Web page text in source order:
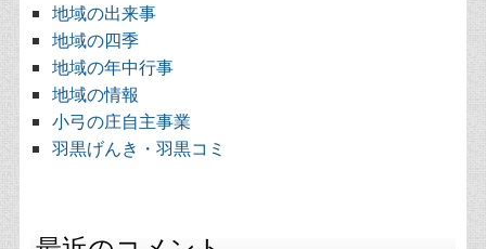
地域の出来事
地域の四季
地域の年中行事
地域の情報
小弓の庄自主事業
羽黒げんき・羽黒コミ